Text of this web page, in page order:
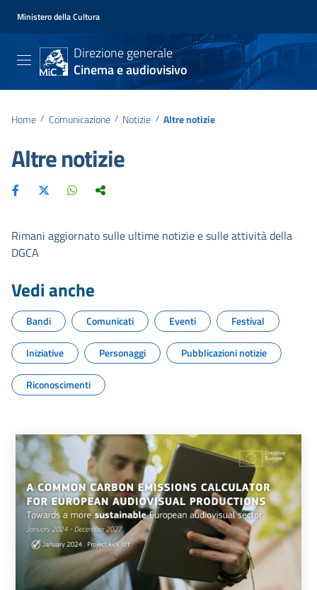
Ministero della Cultura
Direzione generale
Cinema e audiovisivo
Home / Comunicazione / Notizie / Altre notizie
Altre notizie
Rimani aggiornato sulle ultime notizie e sulle attività della
DGCA
Vedi anche
Bandi Comunicati Eventi Festival
Iniziative Personaggi Pubblicazioni notizie
Riconoscimenti